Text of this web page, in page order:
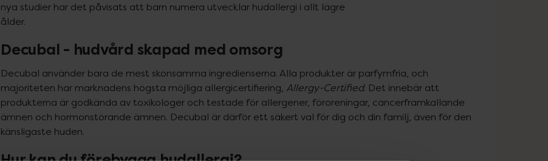
nya studier har det påvisats att barn numera utvecklar hudallergi i allt lägre
ålder.
Decubal - hudvård skapad med omsorg
Decubal använder bara de mest skonsamma ingredienserna. Alla produkter är parfymfria, och
majoriteten har marknadens högsta möjliga allergicertifiering, Allergy-Certified. Det innebär att
produkterna är godkända av toxikologer och testade för allergener, föroreningar, cancerframkallande
ämnen och hormonstörande ämnen. Decubal är därför ett säkert val för dig och din familj, även för den
känsligaste huden.